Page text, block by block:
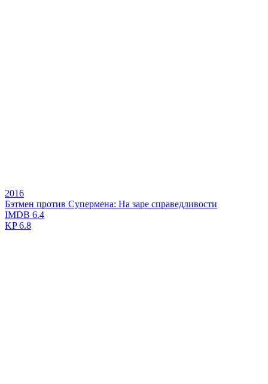
2016
Бэтмен против Супермена: На заре справедливости
IMDB 6.4
KP6.8